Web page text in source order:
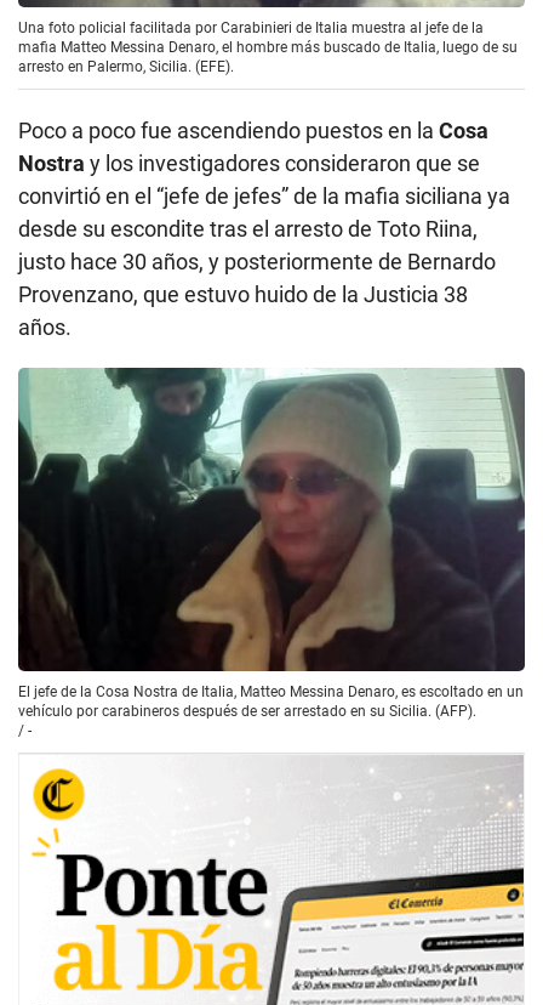
Una foto policial facilitada por Carabinieri de Italia muestra al jefe de la
mafia Matteo Messina Denaro, el hombre más buscado de Italia, luego de su
arresto en Palermo, Sicilia. (EFE).
Poco a poco fue ascendiendo puestos en la Cosa
Nostra y los investigadores consideraron que se
convirtió en el “jefe de jefes” de la mafia siciliana ya
desde su escondite tras el arresto de Toto Riina,
justo hace 30 años, y posteriormente de Bernardo
Provenzano, que estuvo huido de la Justicia 38
años.
El jefe de la Cosa Nostra de Italia, Matteo Messina Denaro, es escoltado en un
vehículo por carabineros después de ser arrestado en su Sicilia. (AFP).
/ -